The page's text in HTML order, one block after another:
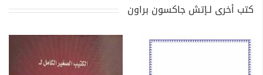
كتب أخرى لـإتش جاكسون براون